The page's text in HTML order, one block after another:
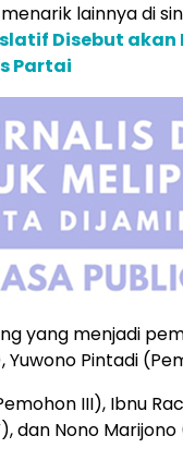
lainnya di
Disebut
Partai
yang menjadi
Yuwono Pintadi
III), Ibnu
dan Nono